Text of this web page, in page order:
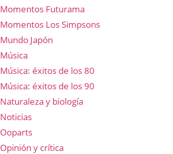
Momentos Futurama
Momentos Los Simpsons
Mundo Japón
Música
Música: éxitos de los 80
Música: éxitos de los 90
Naturaleza y biología
Noticias
Ooparts
Opinión y crítica